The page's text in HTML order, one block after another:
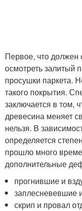
Первое, что должен
осмотреть залитый
просушки паркета.
такого покрытия.
заключается в том,
древесина меняет
нельзя. В
определяется
прошло много
дополнительные
прогнившие и
заплесневевшие
скрип и провал